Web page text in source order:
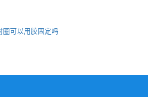
圈可以用胶固定吗